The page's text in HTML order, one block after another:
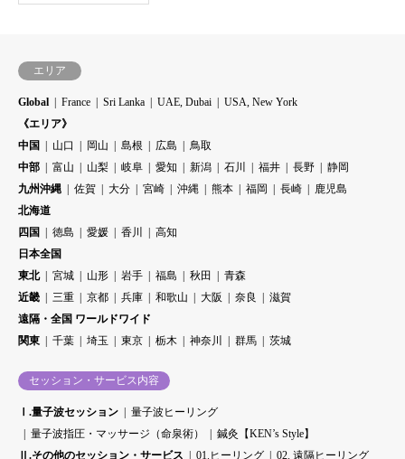
エリア
Global France Sri Lanka UAE, Dubai
USA, New York
《エリア》
中国
山口 岡山 島根 広島
鳥取
中部
富山 山梨 岐阜 愛知 新潟 石川 福井 長野
静岡
九州沖縄
佐賀 大分 宮崎 沖縄 熊本 福岡 長崎
鹿児島
北海道
四国
徳島 愛媛 香川
高知
日本全国
東北
宮城 山形 岩手 福島 秋田
青森
近畿
三重 京都 兵庫 和歌山 大阪 奈良
滋賀
遠隔・全国 ワールドワイド
関東
千葉 埼玉 東京 栃木 神奈川 群馬 茨城
セッション・サービス内容
Ⅰ.量子波セッション
量子波ヒーリング
量子波指圧・マッサージ（命泉術）
鍼灸【KEN’s Style】
Ⅱ.その他のセッション・サービス
01.ヒーリング
02. 遠隔ヒーリング